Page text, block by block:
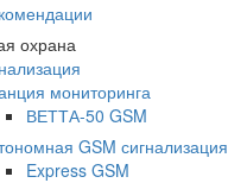
охрана
мониторинга
ВЕТТА-50 GSM
GSM сигнализация
Express GSM